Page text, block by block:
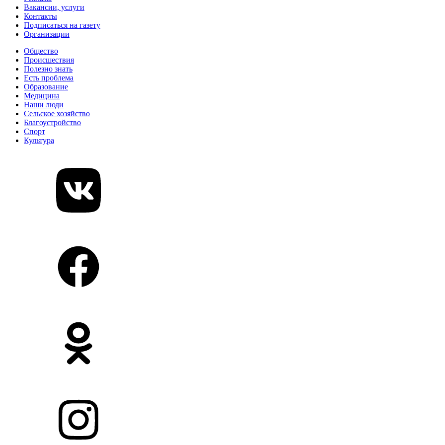
Вакансии, услуги
Контакты
Подписаться на газету
Организации
Общество
Происшествия
Полезно знать
Есть проблема
Образование
Медицина
Наши люди
Сельское хозяйство
Благоустройство
Спорт
Культура